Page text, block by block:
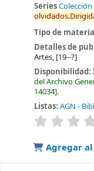
SeriesColección
Tipo de
Detalles de
Artes, [19--?]
Disponibilidad:
del Archivo
14034 .
Listas: AGN -
valoración
Agregar